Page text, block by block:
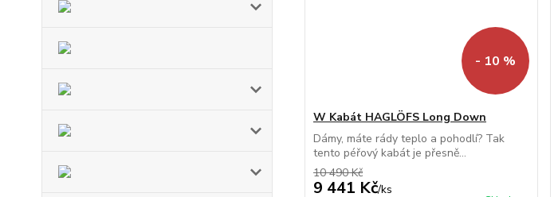
- 10 %
W Kabát HAGLÖFS Long Down
Dámy, máte rády teplo a pohodlí? Tak
tento péřový kabát je přesně...
10 490 Kč
9 441 Kč/ks